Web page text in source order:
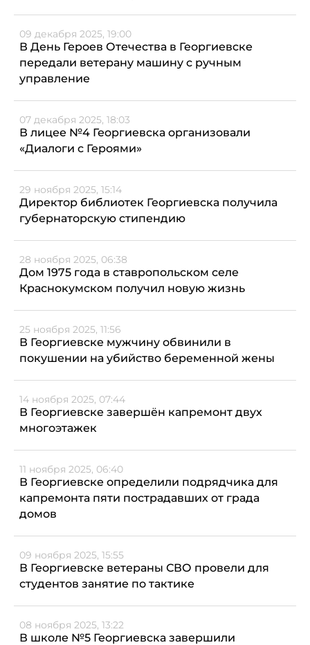
09 декабря 2025, 19:00
В День Героев Отечества в Георгиевске
передали ветерану машину с ручным
управление
07 декабря 2025, 18:03
В лицее №4 Георгиевска организовали
«Диалоги с Героями»
29 ноября 2025, 15:14
Директор библиотек Георгиевска получила
губернаторскую стипендию
28 ноября 2025, 06:38
Дом 1975 года в ставропольском селе
Краснокумском получил новую жизнь
25 ноября 2025, 11:56
В Георгиевске мужчину обвинили в
покушении на убийство беременной жены
14 ноября 2025, 07:44
В Георгиевске завершён капремонт двух
многоэтажек
11 ноября 2025, 06:40
В Георгиевске определили подрядчика для
капремонта пяти пострадавших от града
домов
09 ноября 2025, 15:55
В Георгиевске ветераны СВО провели для
студентов занятие по тактике
08 ноября 2025, 13:22
В школе №5 Георгиевска завершили